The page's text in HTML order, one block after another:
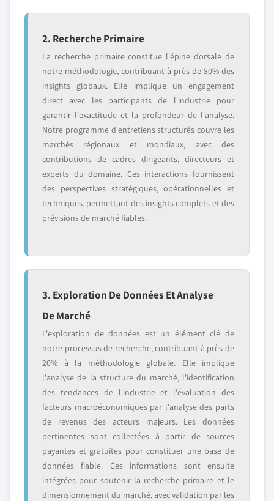
2. Recherche Primaire
La recherche primaire constitue l'épine dorsale de
notre méthodologie, contribuant à près de 80% des
insights globaux. Elle implique un engagement
direct avec les participants de l'industrie pour
garantir l'exactitude et la profondeur de l'analyse.
Notre programme d'entretiens structurés couvre les
marchés régionaux et mondiaux, avec des
contributions de cadres dirigeants, directeurs et
experts du domaine. Ces interactions fournissent
des perspectives stratégiques, opérationnelles et
techniques, permettant des insights complets et des
prévisions de marché fiables.
3. Exploration De Données Et Analyse
De Marché
L'exploration de données est un élément clé de
notre processus de recherche, contribuant à près de
20% à la méthodologie globale. Elle implique
l'analyse de la structure du marché, l'identification
des tendances de l'industrie et l'évaluation des
facteurs macroéconomiques par l'analyse des parts
de revenus des acteurs majeurs. Les données
pertinentes sont collectées à partir de sources
payantes et gratuites pour constituer une base de
données fiable. Ces informations sont ensuite
intégrées pour soutenir la recherche primaire et le
dimensionnement du marché, avec validation par les